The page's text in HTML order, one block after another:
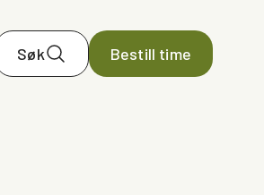
Søk Bestill time